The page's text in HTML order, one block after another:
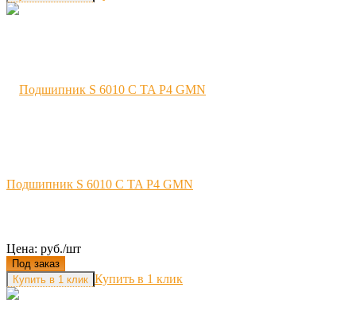
Подшипник S 6010 C TA P4 GMN
Цена: руб./шт
Под заказ
Купить в 1 клик